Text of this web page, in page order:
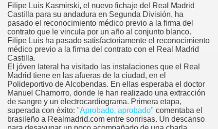
Filipe Luis Kasmirski, el nuevo fichaje del Real Madrid
Castilla para su andadura en Segunda División, ha
pasado el reconocimiento médico previo a la firma del
contrato que le vincula por un año al conjunto blanco.
Filipe Luis ha pasado satisfactoriamente el reconocimiento
médico previo a la firma del contrato con el Real Madrid
Castilla.
El jóven lateral ha visitado las instalaciones que el Real
Madrid tiene en las afueras de la ciudad, en el
Polideportivo de Alcobendas. En ellas esperaba el doctor
Manuel Chamorro, donde le han realizado una extracción
de sangre y un electrocardiograma. Primera etapa,
superada con éxito: "Aprobado, aprobado" comentaba el
brasileño a Realmadrid.com entre sonrisas. Un descanso